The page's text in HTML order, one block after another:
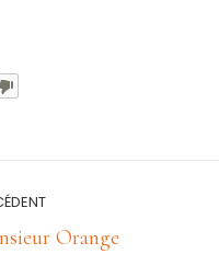
Orange